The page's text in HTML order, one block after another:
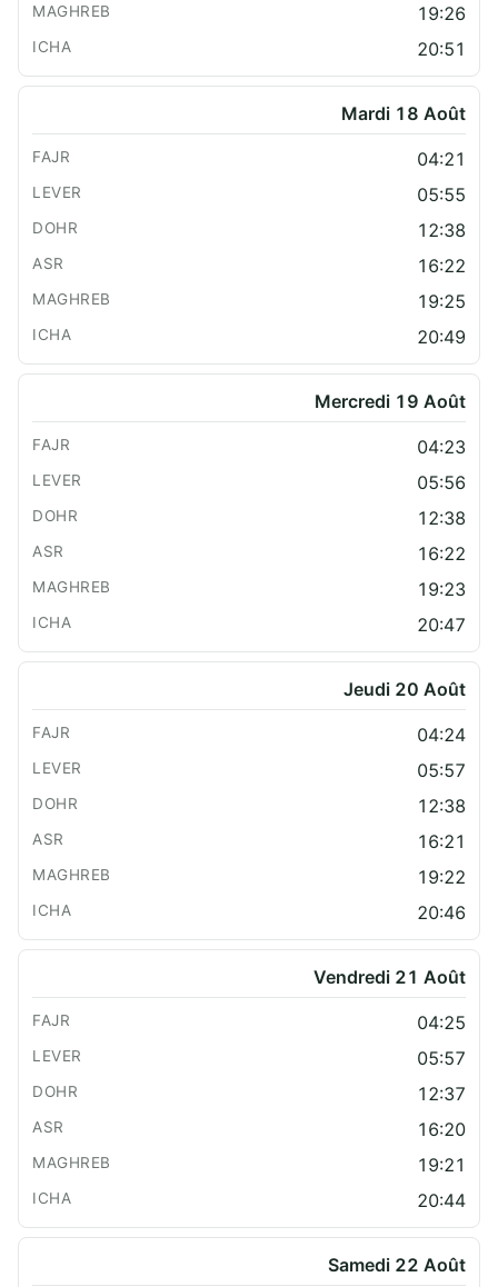
19:26
20:51
Mardi 18 Août
04:21
05:55
12:38
16:22
19:25
20:49
Mercredi 19 Août
04:23
05:56
12:38
16:22
19:23
20:47
Jeudi 20 Août
04:24
05:57
12:38
16:21
19:22
20:46
Vendredi 21 Août
04:25
05:57
12:37
16:20
19:21
20:44
Samedi 22 Août